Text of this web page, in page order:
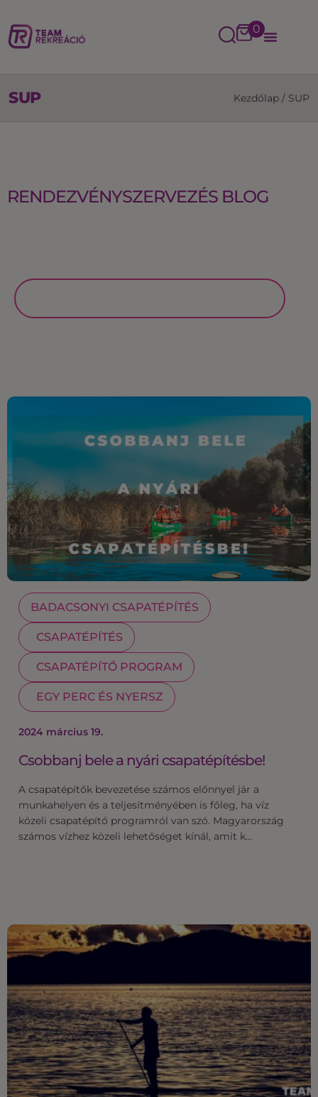
0
SUP Kezdőlap / SUP
RENDEZVÉNYSZERVEZÉS BLOG
BADACSONYI CSAPATÉPÍTÉS
CSAPATÉPÍTÉS
CSAPATÉPÍTŐ PROGRAM
EGY PERC ÉS NYERSZ
2024 március 19.
Csobbanj bele a nyári csapatépítésbe!
A csapatépítők bevezetése számos előnnyel jár a
munkahelyen és a teljesítményében is főleg, ha víz
közeli csapatépítő programról van szó. Magyarország
számos vízhez közeli lehetőséget kínál, amit k…